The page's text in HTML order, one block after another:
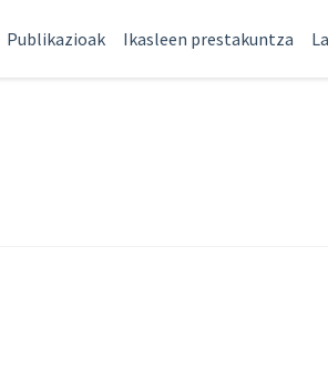
Publikazioak Ikasleen prestakuntza